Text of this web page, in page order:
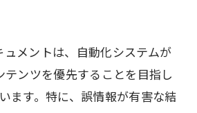
メントは、自動化システムが
テンツを優先することを目指し
ます。特に、誤情報が有害な結